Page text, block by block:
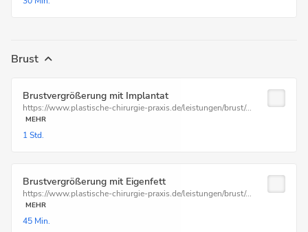
Brust
Brustvergrößerung mit Implantat
https://www.plastische-chirurgie-praxis.de/leistungen/brust/...
MEHR
1 Std.
Brustvergrößerung mit Eigenfett
https://www.plastische-chirurgie-praxis.de/leistungen/brust/...
MEHR
45 Min.